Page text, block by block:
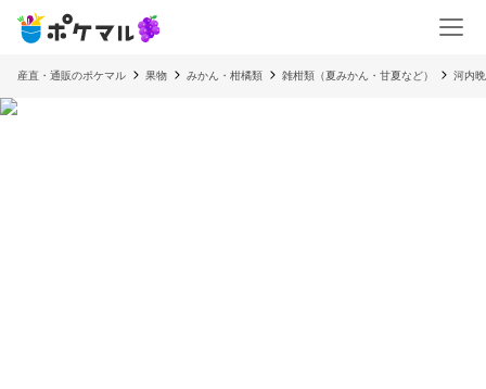
産直・通販のポケマル 果物 みかん・柑橘類 雑柑類（夏みかん・甘夏など） 河内